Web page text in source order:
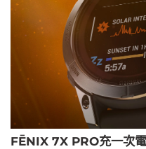
FĒNIX 7X PRO充一次